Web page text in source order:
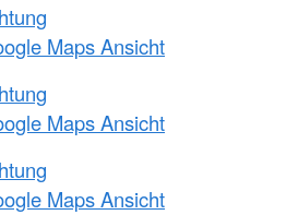
Maps Ansicht
Maps Ansicht
Maps Ansicht